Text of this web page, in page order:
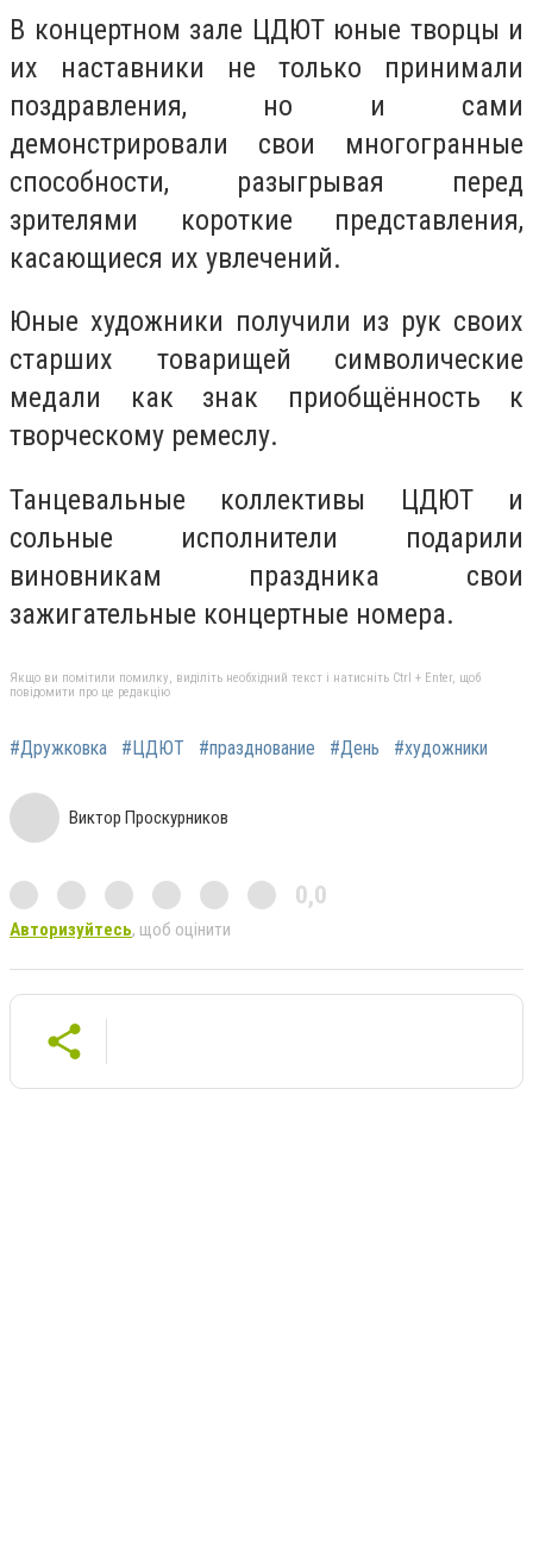
В концертном зале ЦДЮТ юные творцы и
их наставники не только принимали
поздравления, но и сами
демонстрировали свои многогранные
способности, разыгрывая перед
зрителями короткие представления,
касающиеся их увлечений.
Юные художники получили из рук своих
старших товарищей символические
медали как знак приобщённость к
творческому ремеслу.
Танцевальные коллективы ЦДЮТ и
сольные исполнители подарили
виновникам праздника свои
зажигательные концертные номера.
Якщо ви помітили помилку, виділіть необхідний текст і натисніть Ctrl + Enter, щоб
повідомити про це редакцію
#Дружковка #ЦДЮТ #празднование #День #художники
Виктор Проскурников
0,0
Авторизуйтесь, щоб оцінити